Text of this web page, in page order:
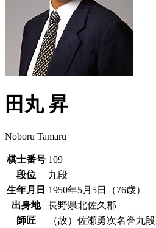
田丸 昇
Noboru Tamaru
棋士番号 109
段位
九段
生年月日 1950年5月5日（76歳）
出身地
長野県北佐久郡
師匠
（故）佐瀬勇次名誉九段